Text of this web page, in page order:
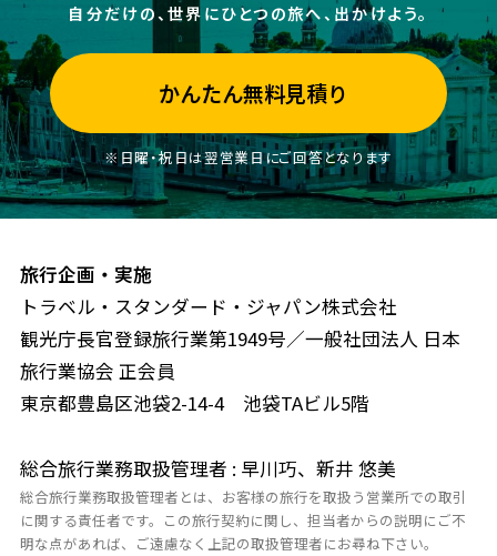
自分だけの、世界にひとつの旅へ、出かけよう。
かんたん無料見積り
※日曜・祝日は翌営業日にご回答となります
旅行企画・実施
トラベル・スタンダード・ジャパン株式会社
観光庁長官登録旅行業第1949号／一般社団法人 日本
旅行業協会 正会員
東京都豊島区池袋2-14-4 池袋TAビル5階
総合旅行業務取扱管理者 : 早川巧、新井 悠美
総合旅行業務取扱管理者とは、お客様の旅行を取扱う営業所での取引
に関する責任者です。この旅行契約に関し、担当者からの説明にご不
明な点があれば、ご遠慮なく上記の取扱管理者にお尋ね下さい。